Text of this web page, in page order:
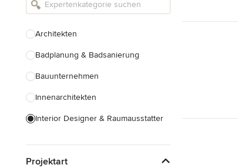
Architekten
Badplanung & Badsanierung
Bauunternehmen
Innenarchitekten
Interior Designer & Raumausstatter
Landschaftsarchitekten
Projektart